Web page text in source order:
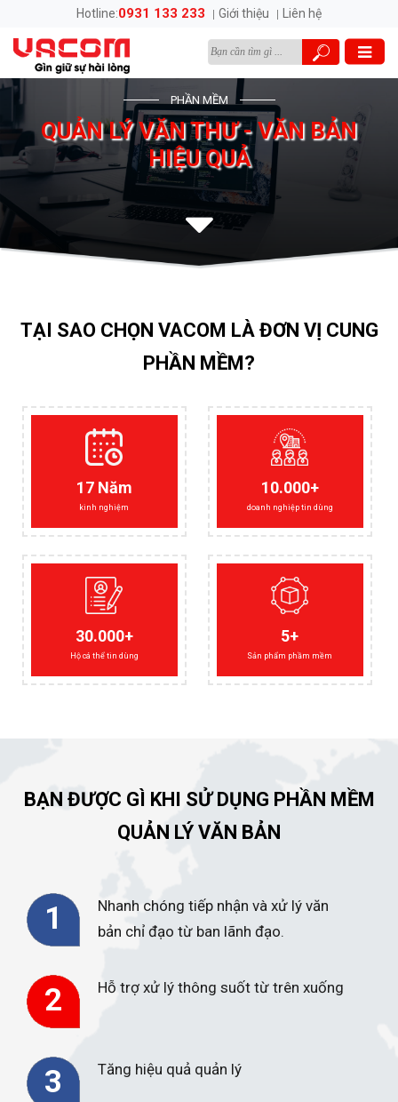
Hotline:0931 133 233 Giới thiệu Liên hệ
PHẦN MỀM
QUẢN LÝ VĂN THƯ - VĂN BẢN
HIỆU QUẢ
TẠI SAO CHỌN VACOM LÀ ĐƠN VỊ CUNG
PHẦN MỀM?
17 Năm
kinh nghiệm
10.000+
doanh nghiệp tin dùng
30.000+
Hộ cá thể tin dùng
5+
Sản phẩm phầm mềm
BẠN ĐƯỢC GÌ KHI SỬ DỤNG PHẦN MỀM
QUẢN LÝ VĂN BẢN
1
Nhanh chóng tiếp nhận và xử lý văn
bản chỉ đạo từ ban lãnh đạo.
2 Hỗ trợ xử lý thông suốt từ trên xuống
3 Tăng hiệu quả quản lý